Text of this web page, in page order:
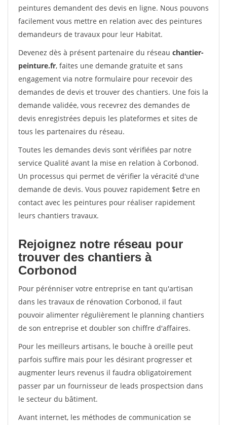
peintures demandent des devis en ligne. Nous pouvons
facilement vous mettre en relation avec des peintures
demandeurs de travaux pour leur Habitat.
Devenez dès à présent partenaire du réseau chantier-
peinture.fr, faites une demande gratuite et sans
engagement via notre formulaire pour recevoir des
demandes de devis et trouver des chantiers. Une fois la
demande validée, vous recevrez des demandes de
devis enregistrées depuis les plateformes et sites de
tous les partenaires du réseau.
Toutes les demandes devis sont vérifiées par notre
service Qualité avant la mise en relation à Corbonod.
Un processus qui permet de vérifier la véracité d'une
demande de devis. Vous pouvez rapidement $etre en
contact avec les peintures pour réaliser rapidement
leurs chantiers travaux.
Rejoignez notre réseau pour
trouver des chantiers à
Corbonod
Pour pérénniser votre entreprise en tant qu'artisan
dans les travaux de rénovation Corbonod, il faut
pouvoir alimenter régulièrement le planning chantiers
de son entreprise et doubler son chiffre d'affaires.
Pour les meilleurs artisans, le bouche à oreille peut
parfois suffire mais pour les désirant progresser et
augmenter leurs revenus il faudra obligatoirement
passer par un fournisseur de leads prospectsion dans
le secteur du bâtiment.
Avant internet, les méthodes de communication se